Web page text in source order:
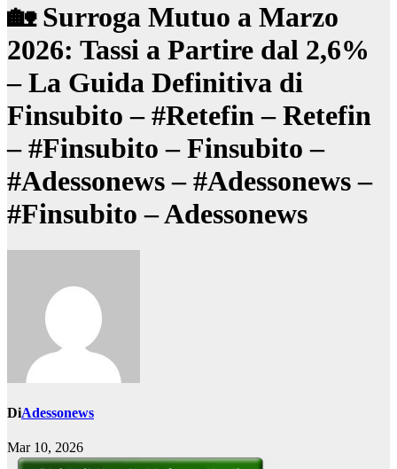
🏡 Surroga Mutuo a Marzo
2026: Tassi a Partire dal 2,6%
– La Guida Definitiva di
Finsubito – #Retefin – Retefin
– #Finsubito – Finsubito –
#Adessonews – #Adessonews –
#Finsubito – Adessonews
DiAdessonews
Mar 10, 2026